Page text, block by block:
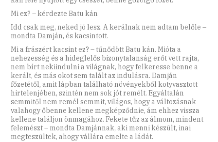
Mi ez? – kérdezte Batu kán
Idd csak meg, neked jó lesz. A kerálnak nem adtam belőle –
mondta Damján, és kacsintott.
Mi a frászért kacsint ez? – tűnődött Batu kán. Mióta a
nehezesség és a hideglelős bizonytalanság erőt vett rajta,
nem bírt nekiindulni a világnak, hogy felkeresse benne a
kerált, és más okot sem talált az indulásra. Damján
főzetétől, amit lápban található növényekből kotyvasztott
hirtelenjében, szintén nem sok jót remélt. Egyáltalán
semmitől nem remél semmit, világos, hogy a változásnak
valahogy őbenne kellene megképződnie, ám ehhez vissza
kellene találjon önmagához. Fekete tűz az álmom, mindent
felemészt – mondta Damjánnak, aki menni készült, inai
megfeszültek, ahogy vállára emelte a ládát.